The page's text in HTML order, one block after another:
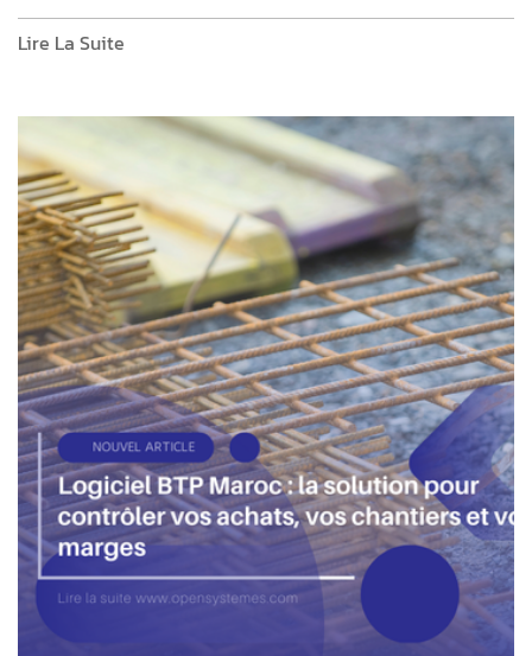
Lire La Suite